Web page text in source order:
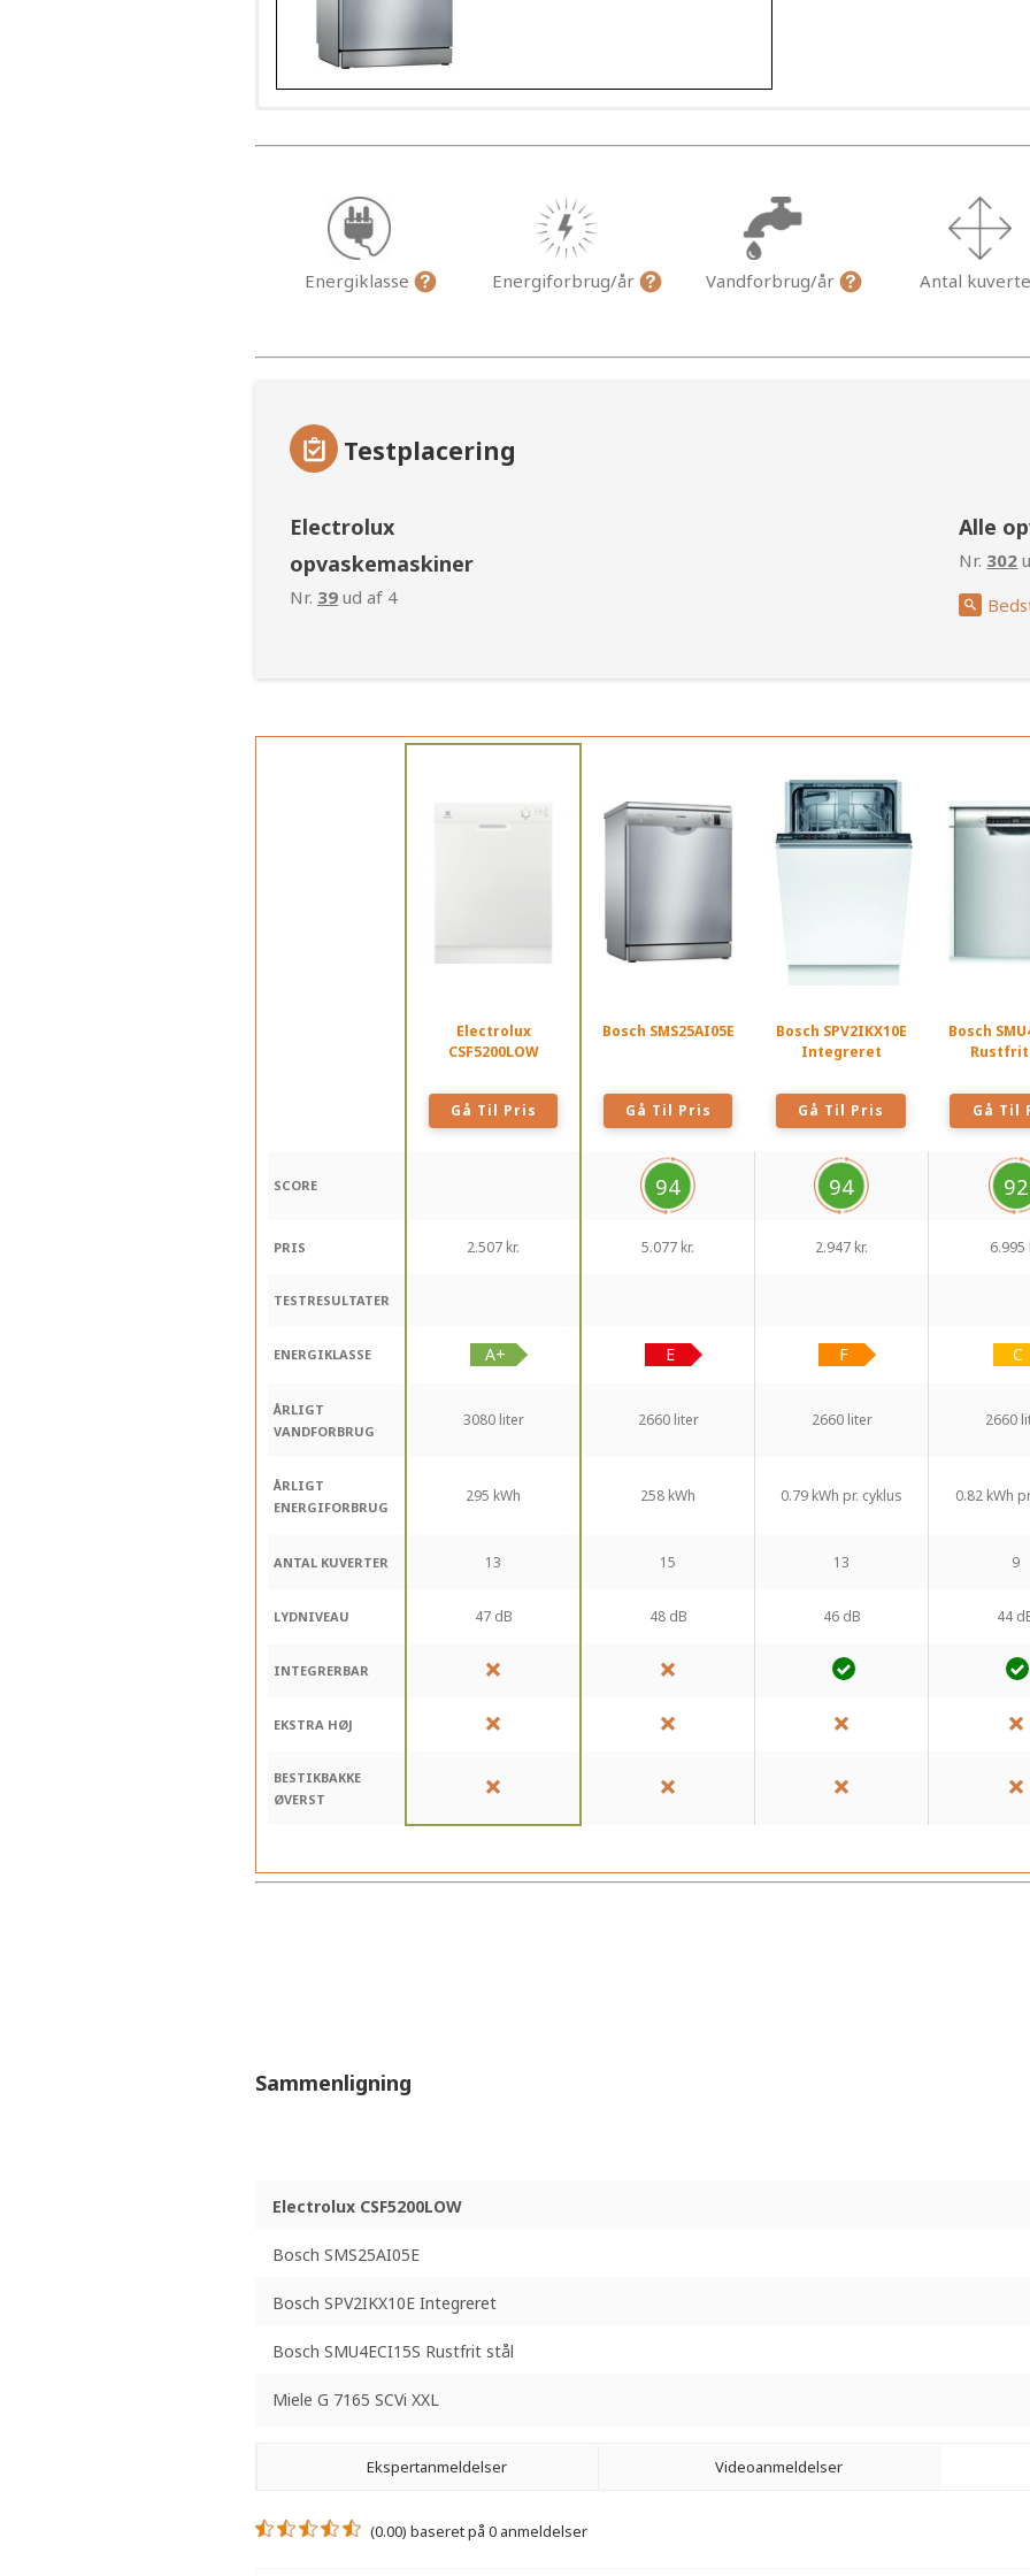
Energiklasse Energiforbrug/år Vandforbrug/år Antal
Testplacering
Electrolux
opvaskemaskiner
Nr. 39 ud af 4
Alle
Nr. 302
Electrolux
CSF5200LOW
Gå Til Pris
Bosch SMS25AI05E
Gå Til Pris
Bosch SPV2IKX10E
Integreret
Gå Til Pris
Bosch
Gå Til
SCORE 94 94 92
PRIS 2.507 kr. 5.077 kr. 2.947 kr. 6.995
TESTRESULTATER
ENERGIKLASSE
ÅRLIGT
VANDFORBRUG
3080 liter 2660 liter 2660 liter 2660
ÅRLIGT
ENERGIFORBRUG
295 kWh 258 kWh 0.79 kWh pr. cyklus 0.82 kWh
ANTAL KUVERTER 13 15 13 9
LYDNIVEAU 47 dB 48 dB 46 dB 44
INTEGRERBAR
EKSTRA HØJ
BESTIKBAKKE
ØVERST
Sammenligning
Electrolux CSF5200LOW
Bosch SMS25AI05E
Bosch SPV2IKX10E Integreret
Bosch SMU4ECI15S Rustfrit stål
Miele G 7165 SCVi XXL
Ekspertanmeldelser Videoanmeldelser
(0.00) baseret på 0 anmeldelser